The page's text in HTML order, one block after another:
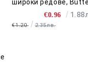
широки редове,
€0.96
€1.20 2.35лв.